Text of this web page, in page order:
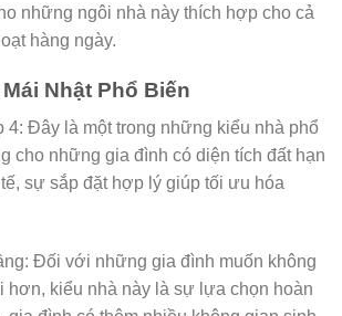
những ngôi nhà này thích hợp cho cả
hàng ngày.
Nhật Phổ Biến
4: Đây là một trong những kiểu nhà phổ
cho những gia đình có diện tích đất hạn
sự sắp đặt hợp lý giúp tối ưu hóa
Đối với những gia đình muốn không
hơn, kiểu nhà này là sự lựa chọn hoàn